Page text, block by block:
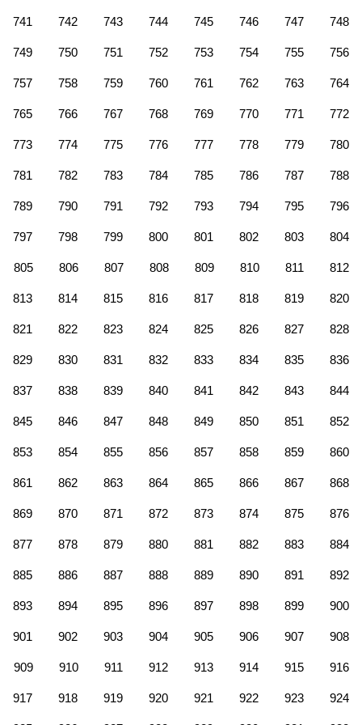
741 742 743 744 745 746 747 748
749 750 751 752 753 754 755 756
757 758 759 760 761 762 763 764
765 766 767 768 769 770 771 772
773 774 775 776 777 778 779 780
781 782 783 784 785 786 787 788
789 790 791 792 793 794 795 796
797 798 799 800 801 802 803 804
805 806 807 808 809 810 811 812
813 814 815 816 817 818 819 820
821 822 823 824 825 826 827 828
829 830 831 832 833 834 835 836
837 838 839 840 841 842 843 844
845 846 847 848 849 850 851 852
853 854 855 856 857 858 859 860
861 862 863 864 865 866 867 868
869 870 871 872 873 874 875 876
877 878 879 880 881 882 883 884
885 886 887 888 889 890 891 892
893 894 895 896 897 898 899 900
901 902 903 904 905 906 907 908
909 910 911 912 913 914 915 916
917 918 919 920 921 922 923 924